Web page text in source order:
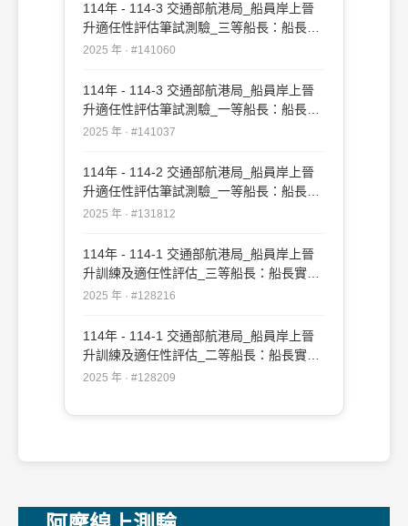
114年 - 114-3 交通部航港局_船員岸上晉
升適任性評估筆試測驗_三等船長：船長實
務#141060
2025 年 · #141060
114年 - 114-3 交通部航港局_船員岸上晉
升適任性評估筆試測驗_一等船長：船長實
務#141037
2025 年 · #141037
114年 - 114-2 交通部航港局_船員岸上晉
升適任性評估筆試測驗_一等船長：船長實
務#131812
2025 年 · #131812
114年 - 114-1 交通部航港局_船員岸上晉
升訓練及適任性評估_三等船長：船長實務
#128216
2025 年 · #128216
114年 - 114-1 交通部航港局_船員岸上晉
升訓練及適任性評估_二等船長：船長實務
#128209
2025 年 · #128209